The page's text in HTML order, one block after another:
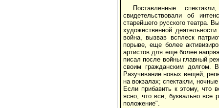
Поставленные
свидетельствовали об
старейшего русского театра.
художественной
война, вызвав всплеск
порыве, еще более
артистов для еще более
писал после войны главный
своим гражданским долгом.
Разучивание новых вещей,
на вокзалах; спектакли,
Если прибавить к этому, что
ясно, что все, буквально все
положение".